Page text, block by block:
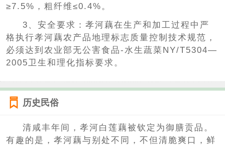
≥7.5%，粗纤维≤0.4%。
3、安全要求：孝河藕在生产和加工过程中严
格执行孝河藕农产品地理标志质量控制技术规范，
必须达到农业部无公害食品-水生蔬菜NY/T5304—
2005卫生和理化指标要求。
历史民俗
清咸丰年间，孝河白莲藕被钦定为御膳贡品。
有趣的是，孝河藕与别处不同，不但清脆爽口，鲜